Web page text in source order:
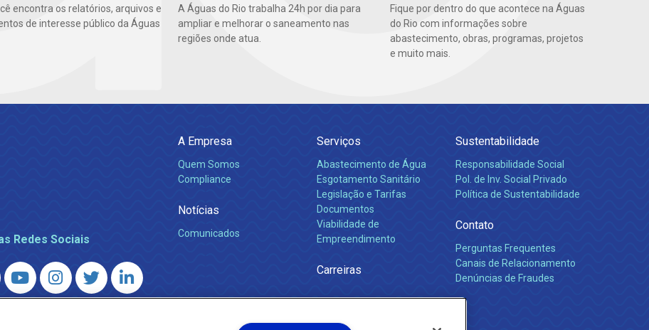
encontra os relatórios, arquivos e
de interesse público da Águas
A Águas do Rio trabalha 24h por dia para
ampliar e melhorar o saneamento nas
regiões onde atua.
Fique por dentro do que acontece na Águas
do Rio com informações sobre
abastecimento, obras, programas, projetos
e muito mais.
Redes Sociais
A Empresa
Quem Somos
Compliance
Notícias
Comunicados
Serviços
Abastecimento de Água
Esgotamento Sanitário
Legislação e Tarifas
Documentos
Viabilidade de
Empreendimento
Carreiras
Sustentabilidade
Responsabilidade Social
Pol. de Inv. Social Privado
Política de Sustentabilidade
Contato
Perguntas Frequentes
Canais de Relacionamento
Denúncias de Fraudes
– Agência Reguladora de Energia e Saneamento do Estado do Rio de Janeiro